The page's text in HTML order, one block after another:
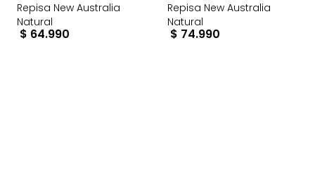
Repisa New Australia
Natural
$ 64.990
Repisa New Australia
Natural
$ 74.990